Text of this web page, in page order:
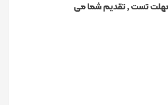
قیمت و کیفیت است که با تست کامل و 7 روز مهلت تست , تقدیم شما می